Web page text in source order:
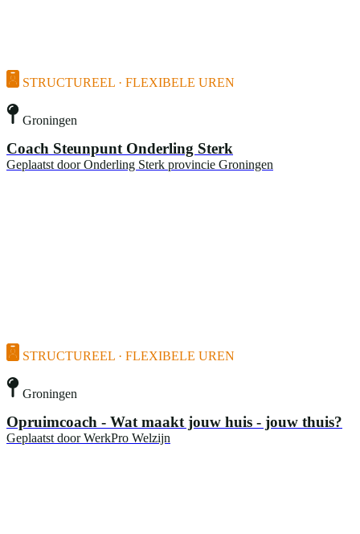
STRUCTUREEL · FLEXIBELE UREN
Groningen
Coach Steunpunt Onderling Sterk
Geplaatst door Onderling Sterk provincie Groningen
STRUCTUREEL · FLEXIBELE UREN
Groningen
Opruimcoach - Wat maakt jouw huis - jouw thuis?
Geplaatst door WerkPro Welzijn